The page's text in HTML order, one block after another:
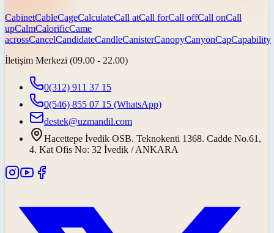
CabinetCableCageCalculateCall atCall forCall offCall onCall
upCalmCalorificCame
acrossCancelCandidateCandleCanisterCanopyCanyonCapCapability
İletişim Merkezi (09.00 - 22.00)
0(312) 911 37 15
0(546) 855 07 15 (WhatsApp)
destek@uzmandil.com
Hacettepe İvedik OSB. Teknokenti 1368. Cadde No.61,
4. Kat Ofis No: 32 İvedik / ANKARA